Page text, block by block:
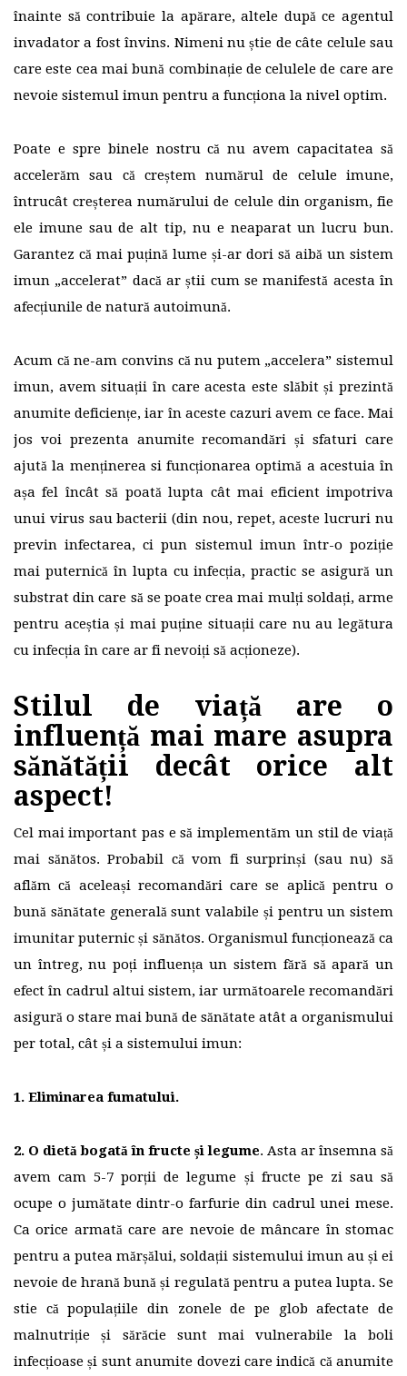
înainte să contribuie la apărare, altele după ce agentul
invadator a fost învins. Nimeni nu știe de câte celule sau
care este cea mai bună combinație de celulele de care are
nevoie sistemul imun pentru a funcționa la nivel optim.
Poate e spre binele nostru că nu avem capacitatea să
accelerăm sau că creștem numărul de celule imune,
întrucât creșterea numărului de celule din organism, fie
ele imune sau de alt tip, nu e neaparat un lucru bun.
Garantez că mai puțină lume și-ar dori să aibă un sistem
imun „accelerat” dacă ar știi cum se manifestă acesta în
afecțiunile de natură autoimună.
Acum că ne-am convins că nu putem „accelera” sistemul
imun, avem situații în care acesta este slăbit și prezintă
anumite deficiențe, iar în aceste cazuri avem ce face. Mai
jos voi prezenta anumite recomandări și sfaturi care
ajută la menținerea si funcționarea optimă a acestuia în
așa fel încât să poată lupta cât mai eficient impotriva
unui virus sau bacterii (din nou, repet, aceste lucruri nu
previn infectarea, ci pun sistemul imun într-o poziție
mai puternică în lupta cu infecția, practic se asigură un
substrat din care să se poate crea mai mulți soldați, arme
pentru aceștia și mai puține situații care nu au legătura
cu infecția în care ar fi nevoiți să acționeze).
Stilul de viață are o
influență mai mare asupra
sănătății decât orice alt
aspect!
Cel mai important pas e să implementăm un stil de viață
mai sănătos. Probabil că vom fi surprinși (sau nu) să
aflăm că aceleași recomandări care se aplică pentru o
bună sănătate generală sunt valabile și pentru un sistem
imunitar puternic și sănătos. Organismul funcționează ca
un întreg, nu poți influența un sistem fără să apară un
efect în cadrul altui sistem, iar următoarele recomandări
asigură o stare mai bună de sănătate atât a organismului
per total, cât și a sistemului imun:
1. Eliminarea fumatului.
2. O dietă bogată în fructe și legume. Asta ar însemna să
avem cam 5-7 porții de legume și fructe pe zi sau să
ocupe o jumătate dintr-o farfurie din cadrul unei mese.
Ca orice armată care are nevoie de mâncare în stomac
pentru a putea mărșălui, soldații sistemului imun au și ei
nevoie de hrană bună și regulată pentru a putea lupta. Se
stie că populațiile din zonele de pe glob afectate de
malnutriție și sărăcie sunt mai vulnerabile la boli
infecțioase și sunt anumite dovezi care indică că anumite